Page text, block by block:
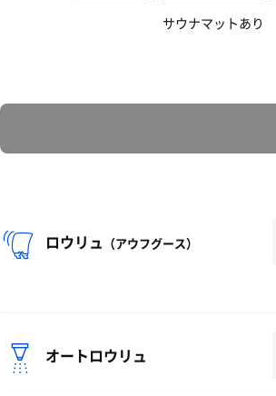
サウナマットあり
ロウリュ （アウフグース）
オートロウリュ